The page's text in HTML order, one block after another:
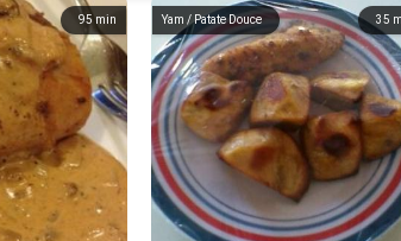
95min 35
Yam / Patate Douce